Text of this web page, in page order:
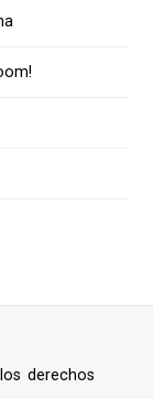
derechos